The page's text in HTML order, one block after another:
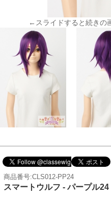
←スライドすると続きの
商品番号:CLS012-PP24
スマートウルフ - パープル24